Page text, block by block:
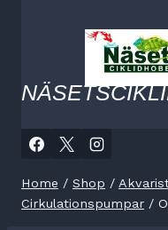
Home / Shop /
Cirkulationspumpar /